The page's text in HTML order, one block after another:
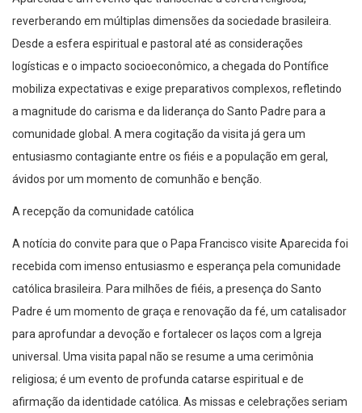
reverberando em múltiplas dimensões da sociedade brasileira.
Desde a esfera espiritual e pastoral até as considerações
logísticas e o impacto socioeconômico, a chegada do Pontífice
mobiliza expectativas e exige preparativos complexos, refletindo
a magnitude do carisma e da liderança do Santo Padre para a
comunidade global. A mera cogitação da visita já gera um
entusiasmo contagiante entre os fiéis e a população em geral,
ávidos por um momento de comunhão e benção.
A recepção da comunidade católica
A notícia do convite para que o Papa Francisco visite Aparecida foi
recebida com imenso entusiasmo e esperança pela comunidade
católica brasileira. Para milhões de fiéis, a presença do Santo
Padre é um momento de graça e renovação da fé, um catalisador
para aprofundar a devoção e fortalecer os laços com a Igreja
universal. Uma visita papal não se resume a uma cerimônia
religiosa; é um evento de profunda catarse espiritual e de
afirmação da identidade católica. As missas e celebrações seriam